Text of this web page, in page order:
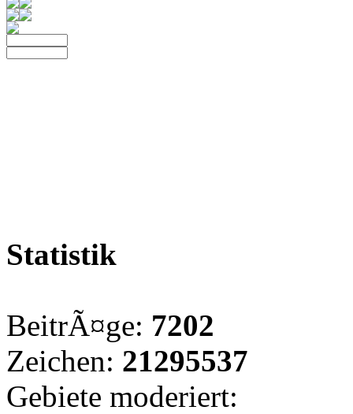
Statistik
BeitrÃ¤ge: 7202
Zeichen: 21295537
Gebiete moderiert: